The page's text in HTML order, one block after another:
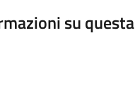
su questa